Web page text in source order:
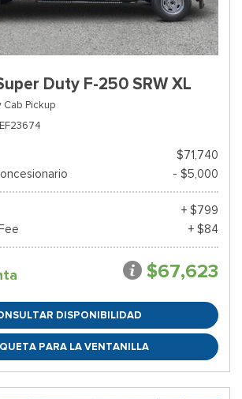
Duty F-250 SRW XL
Cab Pickup
$71,740
- $5,000
+ $799
+ $84
$67,623
DISPONIBILIDAD
PARA LA VENTANILLA